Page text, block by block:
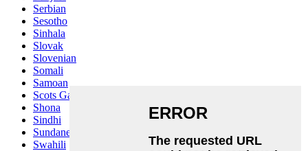
Serbian
Sesotho
Sinhala
Slovak
Slovenian
Somali
Samoan
Scots Gaelic
Shona
Sindhi
Sundanese
Swahili